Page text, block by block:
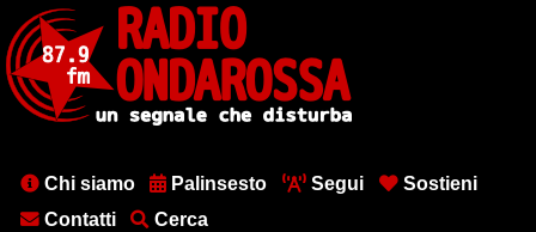
contenuto
principale
MenuChi siamo Palinsesto Segui
Sostieni
Contatti
Cerca